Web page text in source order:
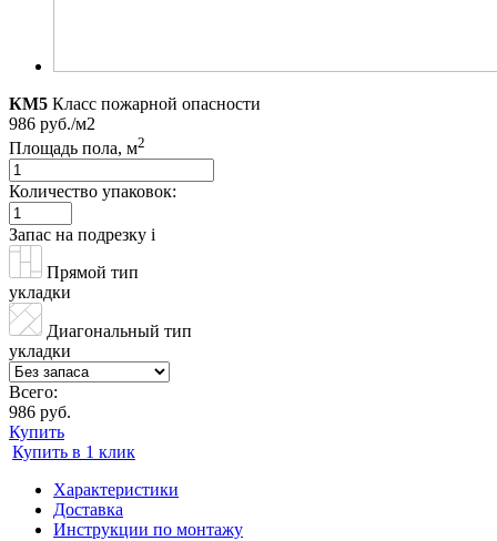
КМ5 Класс пожарной опасности
986 руб./м2
Площадь пола, м2
Количество упаковок:
Запас на подрезку i
Прямой тип
укладки
Диагональный тип
укладки
Всего:
986 руб.
Купить
Купить в 1 клик
Характеристики
Доставка
Инструкции по монтажу